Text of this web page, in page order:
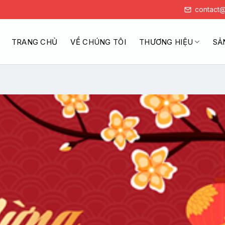
TRANG CHỦ VỀ CHÚNG TÔI THƯƠNG HIỆU